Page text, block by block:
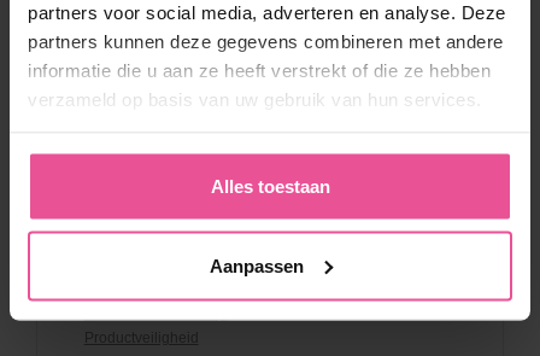
partners voor social media, adverteren en analyse. Deze
partners kunnen deze gegevens combineren met andere
informatie die u aan ze heeft verstrekt of die ze hebben
verzameld op basis van uw gebruik van hun services.
Alles toestaan
Aanpassen
Klantenservice
Verzendmethoden en betalen
Algemene Voorwaarden
Kortingscodes & Voorwaarden
Productveiligheid